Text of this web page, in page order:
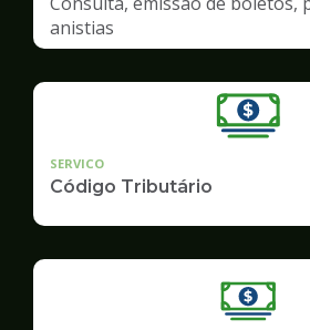
anistias
SERVICO
Código Tributário